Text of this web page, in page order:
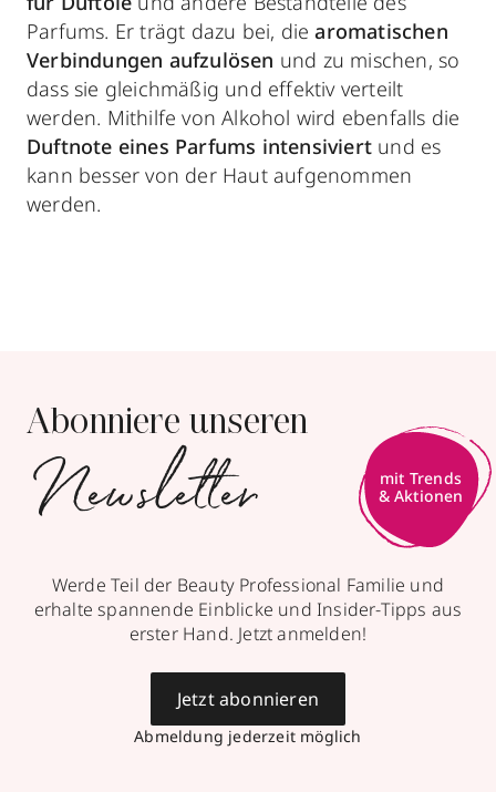
Parfums. Er trägt dazu bei, diearomatischen
Verbindungen aufzulösen und zu mischen, so
dass sie gleichmäßig und effektiv verteilt
werden. Mithilfe von Alkohol wird ebenfalls die
Duftnote eines Parfums intensiviert und es
kann besser von der Haut aufgenommen
werden.
Abonniere unseren
Newsletter
mit Trends
& Aktionen
Werde Teil der Beauty Professional Familie und
erhalte spannende Einblicke und Insider-Tipps aus
erster Hand. Jetzt anmelden!
Abmeldung jederzeit möglich
Jetzt abonnieren